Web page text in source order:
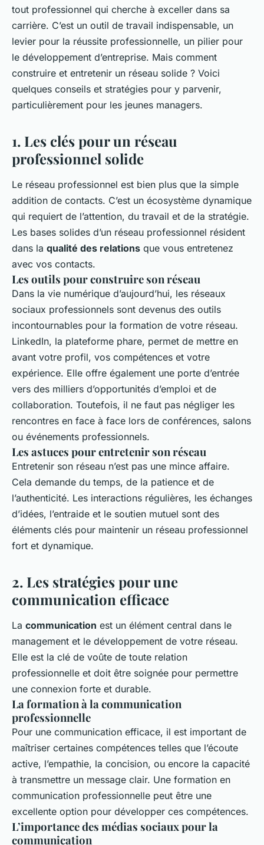
tout professionnel qui cherche à exceller dans sa
carrière. C’est un outil de travail indispensable, un
levier pour la réussite professionnelle, un pilier pour
le développement d’entreprise. Mais comment
construire et entretenir un réseau solide ? Voici
quelques conseils et stratégies pour y parvenir,
particulièrement pour les jeunes managers.
1. Les clés pour un réseau
professionnel solide
Le réseau professionnel est bien plus que la simple
addition de contacts. C’est un écosystème dynamique
qui requiert de l’attention, du travail et de la stratégie.
Les bases solides d’un réseau professionnel résident
dans la qualité des relations que vous entretenez
avec vos contacts.
Les outils pour construire son réseau
Dans la vie numérique d’aujourd’hui, les réseaux
sociaux professionnels sont devenus des outils
incontournables pour la formation de votre réseau.
LinkedIn, la plateforme phare, permet de mettre en
avant votre profil, vos compétences et votre
expérience. Elle offre également une porte d’entrée
vers des milliers d’opportunités d’emploi et de
collaboration. Toutefois, il ne faut pas négliger les
rencontres en face à face lors de conférences, salons
ou événements professionnels.
Les astuces pour entretenir son réseau
Entretenir son réseau n’est pas une mince affaire.
Cela demande du temps, de la patience et de
l’authenticité. Les interactions régulières, les échanges
d’idées, l’entraide et le soutien mutuel sont des
éléments clés pour maintenir un réseau professionnel
fort et dynamique.
2. Les stratégies pour une
communication efficace
La communication est un élément central dans le
management et le développement de votre réseau.
Elle est la clé de voûte de toute relation
professionnelle et doit être soignée pour permettre
une connexion forte et durable.
La formation à la communication
professionnelle
Pour une communication efficace, il est important de
maîtriser certaines compétences telles que l’écoute
active, l’empathie, la concision, ou encore la capacité
à transmettre un message clair. Une formation en
communication professionnelle peut être une
excellente option pour développer ces compétences.
L’importance des médias sociaux pour la
communication